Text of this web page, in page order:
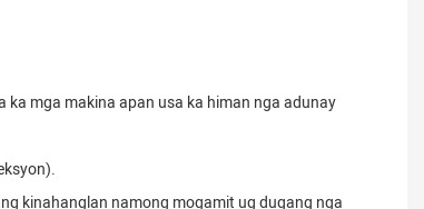
mga makina apan usa ka himan nga adunay
kinahanglan namong mogamit ug dugang nga